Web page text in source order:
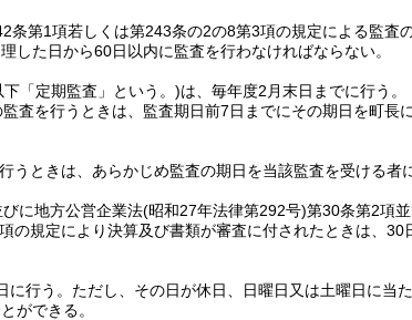
条第1項若しくは第243条の2の8第3項の規定による監査
した日から60日以内に監査を行わなければならない。
下「定期監査」という。)は、毎年度2月末日までに行う。
査を行うときは、監査期日前7日までにその期日を町長
ときは、あらかじめ監査の期日を当該監査を受ける者
に地方公営企業法(昭和27年法律第292号)第30条第2項
の規定により決算及び書類が審査に付されたときは、
行う。 ただし、その日が休日、日曜日又は土曜日に当
ができる。